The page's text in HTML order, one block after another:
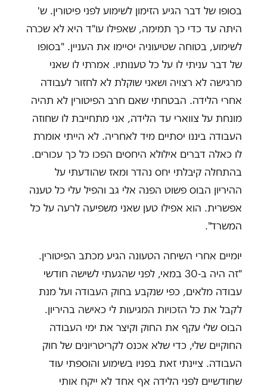
בסופו של דבר הגיע הזימון לשימוע לפני פיטורין. ש'
היתה עד כדי כך תמימה, שאפילו עו"ד היא לא שכרה
לשימוע, בטוחה שטיעוניה יסיימו את העניין. "בסופו
של דבר עניתי לו על כל טענותיו. אמרתי לו שאני
מרגישה לא רצויה ושאני שוקלת לא לחזור לעבודה
אחרי הלידה. הבטחתי שאם חרב הפיטורין לא תהיה
מונחת על צווארי עד הלידה, אני מתחייבת לו שחוזה
העבודה ביננו יסתיים מיד לאחריה. לא הייתי אומרת
לו כאלה דברים אילולא היחסים הפכו כל כך עכורים.
בהתחלה קיבלתי יחס נהדר ומאז שהודעתי על
ההיריון הבוס פשוט הפנה אלי גב והפיל עלי כל טענה
אפשרית. הוא אפילו טען שאני משפיעה לרעה על כל
המשרד".
יומיים אחרי השיחה הטעונה הגיע מכתב הפיטורין.
"זה היה ב-30 במאי, לפני שהגעתי לשישה חודשי
עבודה מלאים, כפי שנקבע בחוק העבודה ועל מנת
לקבל את כל הזכויות המגיעות לי כאישה בהיריון.
הבוס שלי עקף את החוק וקיצר את ימי העבודה
החוקיים שלי, כדי שלא אכנס לקריטריונים של חוק
העבודה. ציינתי זאת בפניו בשימוע והוספתי עוד
שחודשיים לפני הלידה אף אחד לא ייקח אותי